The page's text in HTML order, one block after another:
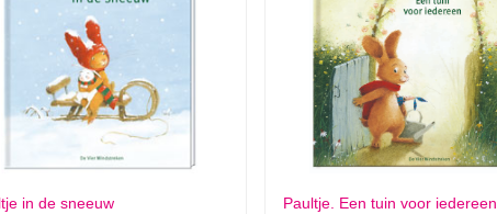
in de sneeuw
Paultje. Een tuin voor iedereen